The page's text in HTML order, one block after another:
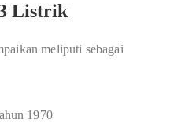
Listrik
meliputi sebagai
1970